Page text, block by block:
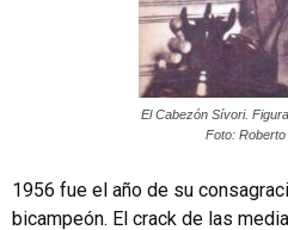
El Cabezón Sívori.
Foto: Roberto
1956 fue el año de su
bicampeón. El crack de las